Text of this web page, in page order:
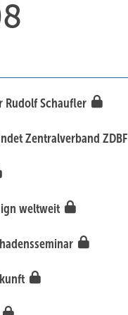
Rudolf Schaufler
Zentralverband ZDBF
weltweit